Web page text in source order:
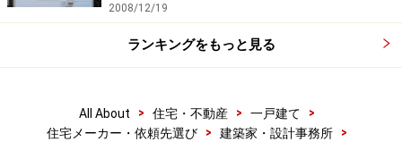
2008/12/19
ランキングをもっと見る
All About > 住宅・不動産 > 一戸建て
>
住宅メーカー・依頼先選び
> 建築家・設計事務所
>